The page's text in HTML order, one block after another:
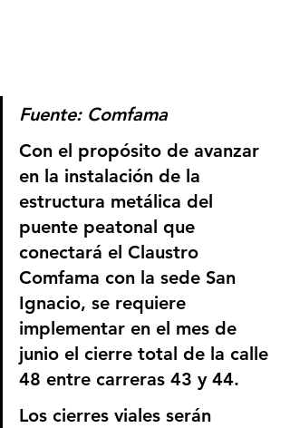
Fuente: Comfama
Con el propósito de avanzar
en la instalación de la
estructura metálica del
puente peatonal que
conectará el Claustro
Comfama con la sede San
Ignacio, se requiere
implementar en el mes de
junio el cierre total de la calle
48 entre carreras 43 y 44.
Los cierres viales serán